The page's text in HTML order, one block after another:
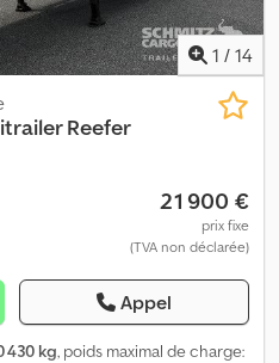
pivot d’attelage 18 t,
technique valable jusqu’au
train. Dsdpfsxml Auex Aagswa
1 / 14
Reefer
21 900 €
prix fixe
(TVA non déclarée)
Appel
430 kg, poids maximal de charge: